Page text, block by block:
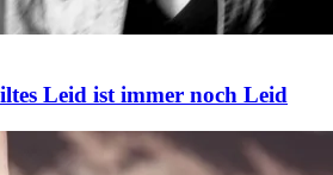
Leid ist immer noch Leid